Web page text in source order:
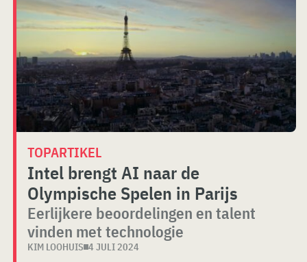
TOPARTIKEL
Intel brengt AI naar de
Olympische Spelen in Parijs
Eerlijkere beoordelingen en talent
vinden met technologie
KIM LOOHUIS 4 JULI 2024